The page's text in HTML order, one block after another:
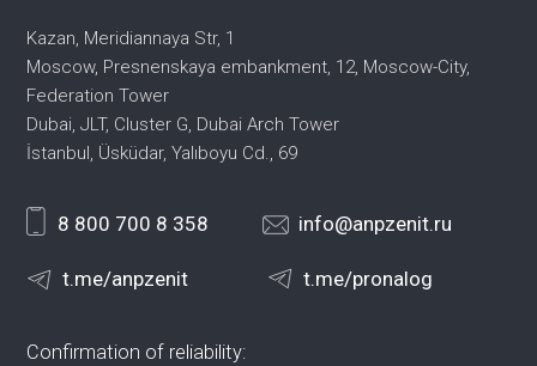
Kazan, Meridiannaya Str, 1
Moscow, Presnenskaya embankment, 12, Moscow-City,
Federation Tower
Dubai, JLT, Cluster G, Dubai Arch Tower
İstanbul, Üsküdar, Yalıboyu Cd., 69
8 800 700 8 358 info@anpzenit.ru
t.me/anpzenit t.me/pronalog
Confirmation of reliability: